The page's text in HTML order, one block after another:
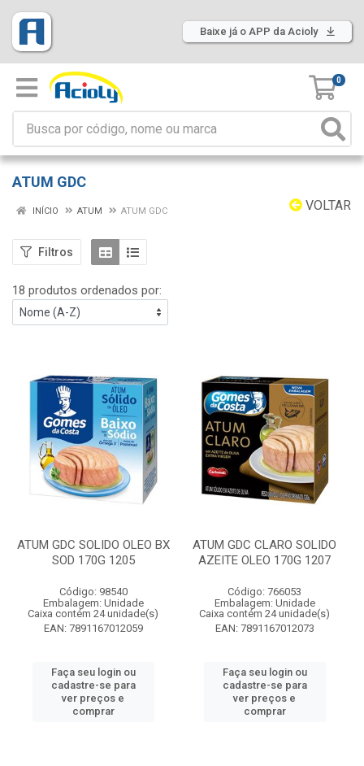
Baixe já o APP da Acioly
0
ATUM GDC
VOLTAR
INÍCIO ATUM ATUM GDC
Filtros
18 produtos ordenados por:
ATUM GDC SOLIDO OLEO BX
SOD 170G 1205
Código: 98540
Embalagem: Unidade
Caixa contém 24 unidade(s)
EAN: 7891167012059
Faça seu login ou
cadastre-se para
ver preços e
comprar
ATUM GDC CLARO SOLIDO
AZEITE OLEO 170G 1207
Código: 766053
Embalagem: Unidade
Caixa contém 24 unidade(s)
EAN: 7891167012073
Faça seu login ou
cadastre-se para
ver preços e
comprar